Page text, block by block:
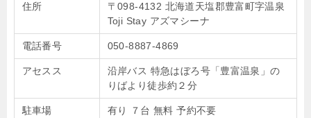
住所
〒098-4132 北海道天塩郡豊富町字温泉
Toji Stay アズマシーナ
電話番号 050-8887-4869
アセスス
沿岸バス 特急はぼろ号「豊富温泉」の
りばより徒歩約２分
駐車場 有り ７台 無料 予約不要